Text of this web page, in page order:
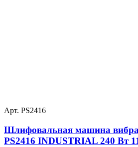
Арт. PS2416
Шлифовальная машина
PS2416 INDUSTRIAL 240 Вт